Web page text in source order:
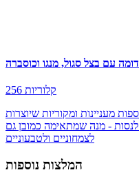
עם בצל סגול, מנגו וכוסברה
256 קלוריות
מעניינות ומקוריות שיוצרות
- מנה שמתאימה כמובן גם
לצמחוניים ולטבעוניים
המלצות נוספות